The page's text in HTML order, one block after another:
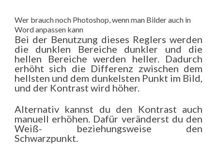
Wer brauch noch Photoshop, wenn man Bilder auch in
Word anpassen kann
Bei der Benutzung dieses Reglers werden
die dunklen Bereiche dunkler und die
hellen Bereiche werden heller. Dadurch
erhöht sich die Differenz zwischen dem
hellsten und dem dunkelsten Punkt im Bild,
und der Kontrast wird höher.
Alternativ kannst du den Kontrast auch
manuell erhöhen. Dafür veränderst du den
Weiß- beziehungsweise den
Schwarzpunkt.